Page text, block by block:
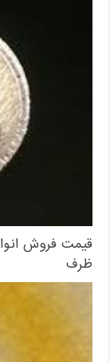
قیمت فروش
ظرف